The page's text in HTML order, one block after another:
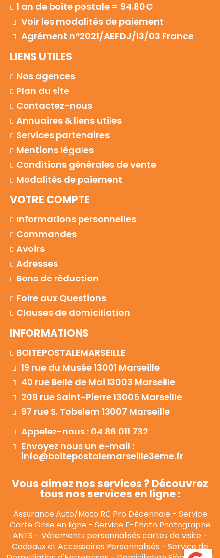
1 an de boite postale = 94.80€
Voir les modalités de paiement
Agrément n°2021/AEFDJ/13/03 France
LIENS UTILES
Nos agences
Plan du site
Contactez-nous
Annuaires & liens utiles
Services partenaires
Mentions légales
Conditions générales de vente
Modalités de paiement
VOTRE COMPTE
Informations personnelles
Commandes
Avoirs
Adresses
Bons de réduction
Foire aux Questions
Clauses de domiciliation
INFORMATIONS
BOITEPOSTALEMARSEILLE
19 rue du Musée 13001 Marseille
40 rue Belle de Mai 13003 Marseille
209 rue Saint-Pierre 13005 Marseille
97 rue S. Tobelem 13007 Marseille
Appelez-nous : 04 86 011 732
Envoyez nous un e-mail :
info@boitepostalemarseille3eme.fr
Vous aimez nos services ? Découvrez
tous nos services en ligne :
Assurance Auto/Moto RC Pro Décennale- Service
Carte Grise en ligne- Service E-Photo Photographe
ANTS - Vêtements personnalisés cartes de visite-
Cadeaux et Accessoires Personnalisés - Service de